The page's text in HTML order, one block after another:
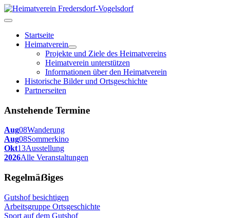
Startseite
Heimatverein
Projekte und Ziele des Heimatvereins
Heimatverein unterstützen
Informationen über den Heimatverein
Historische Bilder und Ortsgeschichte
Partnerseiten
Anstehende Termine
Aug08Wanderung
Aug08Sommerkino
Okt13Ausstellung
2026Alle Veranstaltungen
Regelmäẞiges
Gutshof besichtigen
Arbeitsgruppe Ortsgeschichte
Sport auf dem Gutshof